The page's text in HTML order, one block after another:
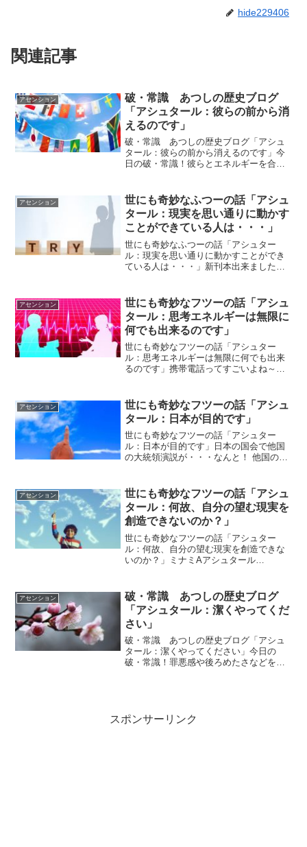
hide229406
関連記事
アセンション
破・常識 あつしの歴史ブログ
「アシュタール：彼らの前から消
えるのです」
破・常識 あつしの歴史ブログ「アシュ
タール：彼らの前から消えるのです」今
日の破・常識！彼らとエネルギーを合わ
い。 彼らの前から消えるのです。ｂｙア
シュタールアシュタールか...
アセンション
世にも奇妙なふつーの話「アシュ
タール：現実を思い通りに動かす
ことができている人は・・・」
世にも奇妙なふつーの話「アシュター
ル：現実を思い通りに動かすことができ
ている人は・・・」新刊本出来ました！
く」シリーズ １＆２ が、やっと出来ま
したぁ～＾０＾ / ...
アセンション
世にも奇妙なフツーの話「アシュ
タール：思考エネルギーは無限に
何でも出来るのです」
世にも奇妙なフツーの話「アシュター
ル：思考エネルギーは無限に何でも出来
るのです」携帯電話ってすごいよね～携
れがどんどん進化していって外に持っ
て 行ける電話が出来るな...
アセンション
世にも奇妙なフツーの話「アシュ
タール：日本が目的です」
世にも奇妙なフツーの話「アシュター
ル：日本が目的です」日本の国会で他国
の大統領演説が・・・なんと！ 他国の大
説をして それを日本の国会議員さんみん
なが スタンディングオ...
アセンション
世にも奇妙なフツーの話「アシュ
タール：何故、自分の望む現実を
創造できないのか？」
世にも奇妙なフツーの話「アシュター
ル：何故、自分の望む現実を創造できな
いのか？」ミナミAアシュタール
「このままでいいのか？」vol.920「一番
を大切に...
アセンション
破・常識 あつしの歴史ブログ
「アシュタール：潔くやってくだ
さい」
破・常識 あつしの歴史ブログ「アシュ
タール：潔くやってください」今日の
破・常識！罪悪感や後ろめたさなどを感
スポンサーリンク